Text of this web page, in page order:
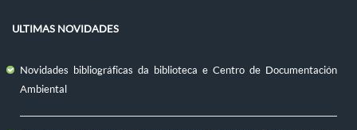
ULTIMAS NOVIDADES
Novidades bibliográficas da biblioteca e Centro de Documentación
Ambiental